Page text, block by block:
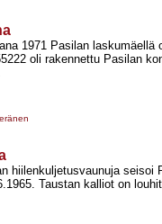
1971 Pasilan laskumäellä
oli rakennettu Pasilan
hiilenkuljetusvaunuja seisoi
Taustan kalliot on